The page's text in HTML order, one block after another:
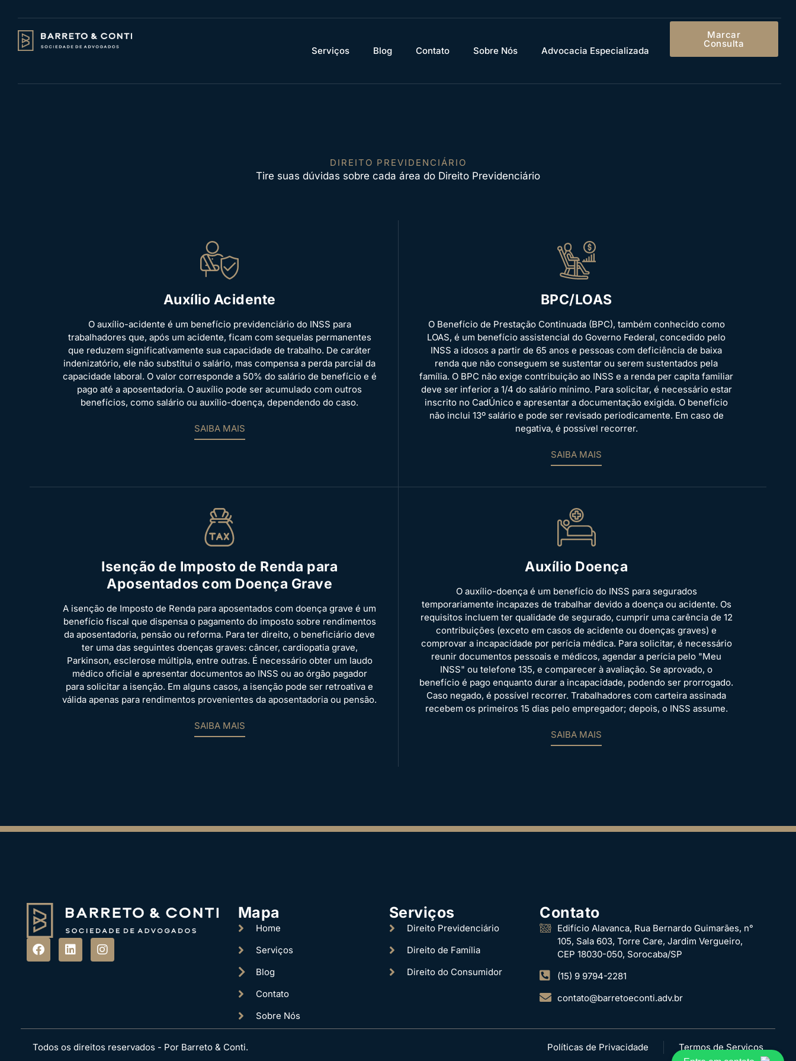
Serviços Blog Contato Sobre Nós Advocacia Especializada
Marcar
Consulta
Direito Previdenciário – Serviços
DIREITO PREVIDENCIÁRIO
Tire suas dúvidas sobre cada área do Direito Previdenciário
Auxílio Acidente
O auxílio-acidente é um benefício previdenciário do INSS para
trabalhadores que, após um acidente, ficam com sequelas permanentes
que reduzem significativamente sua capacidade de trabalho. De caráter
indenizatório, ele não substitui o salário, mas compensa a perda parcial da
capacidade laboral. O valor corresponde a 50% do salário de benefício e é
pago até a aposentadoria. O auxílio pode ser acumulado com outros
benefícios, como salário ou auxílio-doença, dependendo do caso.
SAIBA MAIS
BPC/LOAS
O Benefício de Prestação Continuada (BPC), também conhecido como
LOAS, é um benefício assistencial do Governo Federal, concedido pelo
INSS a idosos a partir de 65 anos e pessoas com deficiência de baixa
renda que não conseguem se sustentar ou serem sustentados pela
família. O BPC não exige contribuição ao INSS e a renda per capita familiar
deve ser inferior a 1/4 do salário mínimo. Para solicitar, é necessário estar
inscrito no CadÚnico e apresentar a documentação exigida. O benefício
não inclui 13º salário e pode ser revisado periodicamente. Em caso de
negativa, é possível recorrer.
SAIBA MAIS
Isenção de Imposto de Renda para
Aposentados com Doença Grave
A isenção de Imposto de Renda para aposentados com doença grave é um
benefício fiscal que dispensa o pagamento do imposto sobre rendimentos
da aposentadoria, pensão ou reforma. Para ter direito, o beneficiário deve
ter uma das seguintes doenças graves: câncer, cardiopatia grave,
Parkinson, esclerose múltipla, entre outras. É necessário obter um laudo
médico oficial e apresentar documentos ao INSS ou ao órgão pagador
para solicitar a isenção. Em alguns casos, a isenção pode ser retroativa e
válida apenas para rendimentos provenientes da aposentadoria ou pensão.
SAIBA MAIS
Auxílio Doença
O auxílio-doença é um benefício do INSS para segurados
temporariamente incapazes de trabalhar devido a doença ou acidente. Os
requisitos incluem ter qualidade de segurado, cumprir uma carência de 12
contribuições (exceto em casos de acidente ou doenças graves) e
comprovar a incapacidade por perícia médica. Para solicitar, é necessário
reunir documentos pessoais e médicos, agendar a perícia pelo "Meu
INSS" ou telefone 135, e comparecer à avaliação. Se aprovado, o
benefício é pago enquanto durar a incapacidade, podendo ser prorrogado.
Caso negado, é possível recorrer. Trabalhadores com carteira assinada
recebem os primeiros 15 dias pelo empregador; depois, o INSS assume.
SAIBA MAIS
Mapa
Home
Serviços
Blog
Contato
Sobre Nós
Serviços
Direito Previdenciário
Direito de Família
Direito do Consumidor
Contato
Edifício Alavanca, Rua Bernardo Guimarães, n°
105, Sala 603, Torre Care, Jardim Vergueiro,
CEP 18030-050, Sorocaba/SP
(15) 9 9794-2281
contato@barretoeconti.adv.br
Todos os direitos reservados - Por Barreto & Conti. Políticas de Privacidade Termos de Serviços